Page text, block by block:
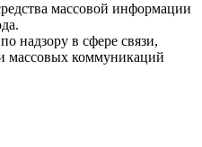
массовой информации
надзору в сфере связи,
массовых коммуникаций